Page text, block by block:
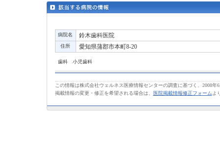
病院名 鈴木歯科医院
住所 愛知県蒲郡市本町8-20
歯科 小児歯科
この情報は株式会社ウェルネス医療情報センターの調査に基づく、2008年
掲載情報の変更・修正を希望される場合は、
医院掲載情報修正フォーム よ